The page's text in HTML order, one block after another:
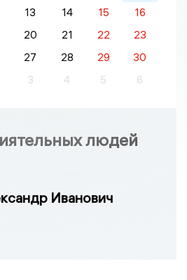
13 14 15
16
20 21 22
23
27 28 29
30
3 4 5 6
людей
Иванович